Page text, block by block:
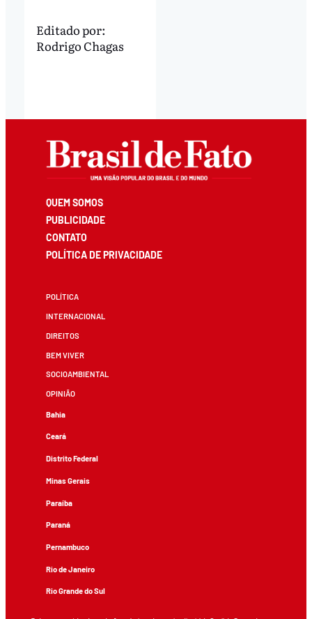
Editado por:
Rodrigo Chagas
QUEM SOMOS
PUBLICIDADE
CONTATO
POLÍTICA DE PRIVACIDADE
POLÍTICA
INTERNACIONAL
DIREITOS
BEM VIVER
SOCIOAMBIENTAL
OPINIÃO
Bahia
Ceará
Distrito Federal
Minas Gerais
Paraíba
Paraná
Pernambuco
Rio de Janeiro
Rio Grande do Sul